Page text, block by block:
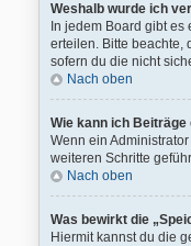
Weshalb wurde ich
In jedem Board gibt
erteilen. Bitte beachte,
sofern du die nicht
Nach oben
Wie kann ich
Wenn ein
weiteren Schritte
Nach oben
Was bewirkt die
Hiermit kannst du die